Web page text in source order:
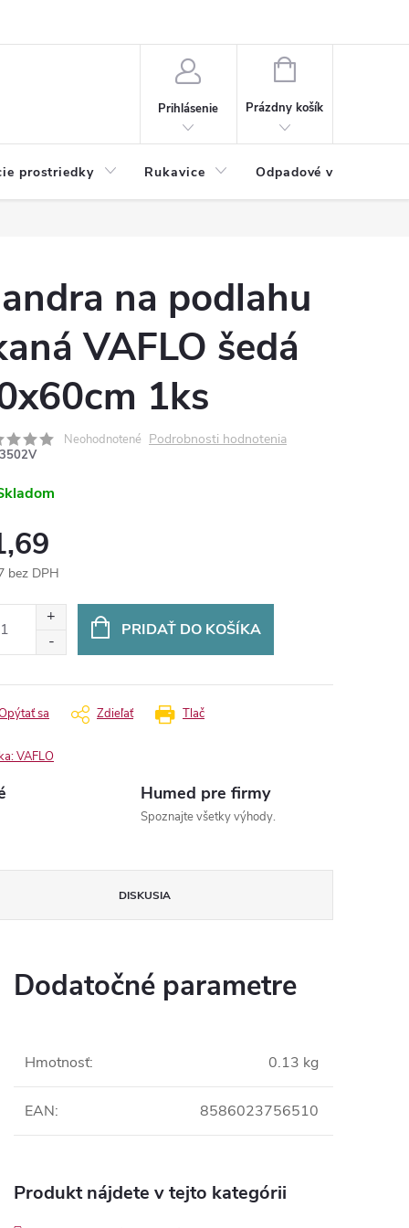
Prihlásenie
NÁKUPNÝ
Prázdny košík
prostriedky Rukavice Odpadové vrecia
na podlahu
VAFLO šedá
1ks
Neohodnotené Podrobnosti hodnotenia
3502V
bez DPH
PRIDAŤ DO KOŠÍKA
Tlač
sa Zdieľať
VAFLO
Humed pre firmy
Spoznajte všetky výhody.
DISKUSIA
Dodatočné parametre
Hmotnosť: 0.13 kg
EAN: 8586023756510
Produkt nájdete v tejto kategórii